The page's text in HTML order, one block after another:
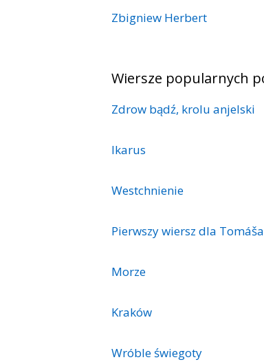
Zbigniew Herbert
Wiersze popularnych
Zdrow bądź, krolu anjelski
Ikarus
Westchnienie
Pierwszy wiersz dla
Morze
Kraków
Wróble świegoty